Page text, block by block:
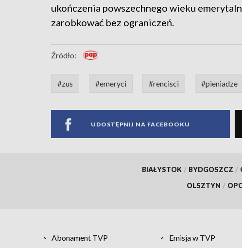
ukończenia powszechnego wieku
zarobkować bez ograniczeń.
Źródło:
#zus #emeryci #rencisci #pieniadze
UDOSTĘPNIJ NA FACEBOOKU
BIAŁYSTOK / BYDGOSZCZ /
OLSZTYN /
Abonament TVP Emisja w TVP